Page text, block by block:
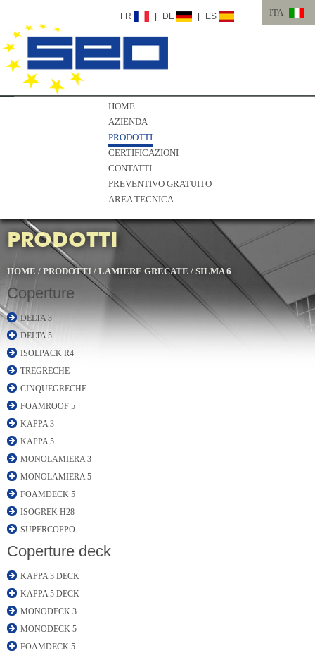
ITA
HOME
AZIENDA
PRODOTTI
CERTIFICAZIONI
CONTATTI
PREVENTIVO GRATUITO
AREA TECNICA
PRODOTTI
HOME / PRODOTTI / LAMIERE GRECATE / SILMA 6
Coperture
DELTA 3
DELTA 5
ISOLPACK R4
TREGRECHE
CINQUEGRECHE
FOAMROOF 5
KAPPA 3
KAPPA 5
MONOLAMIERA 3
MONOLAMIERA 5
FOAMDECK 5
ISOGREK H28
SUPERCOPPO
Coperture deck
KAPPA 3 DECK
KAPPA 5 DECK
MONODECK 3
MONODECK 5
FOAMDECK 5
FR DE ES